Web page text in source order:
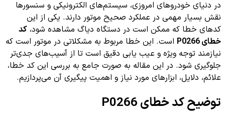
در دنیای خودروهای امروزی، سیستم‌های الکترونیکی و سنسورها
نقش بسیار مهمی در عملکرد صحیح موتور دارند. یکی از این
کدهای خطا که ممکن است در دستگاه دیاگ مشاهده شود، کد
خطای P0266
است. این خطا مربوط به مشکلاتی در موتور است که
نیازمند توجه ویژه و عیب یابی دقیق است تا از آسیب‌های جدی‌تر
جلوگیری شود. در این مقاله به صورت جامع به بررسی این کد خطا،
علائم، دلایل، ابزارهای مورد نیاز و اهمیت پیگیری آن می‌پردازیم.
توضیح کد خطای P0266